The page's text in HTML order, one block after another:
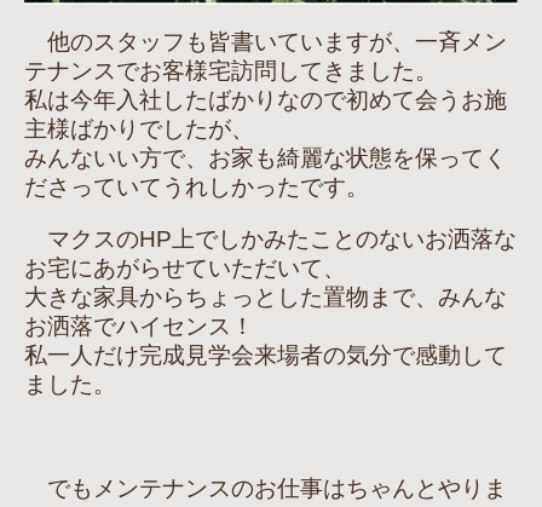
他のスタッフも皆書いていますが、一斉メン
テナンスでお客様宅訪問してきました。
私は今年入社したばかりなので初めて会うお施
主様ばかりでしたが、
みんないい方で、お家も綺麗な状態を保ってく
ださっていてうれしかったです。
マクスのHP上でしかみたことのないお洒落な
お宅にあがらせていただいて、
大きな家具からちょっとした置物まで、みんな
お洒落でハイセンス！
私一人だけ完成見学会来場者の気分で感動して
ました。
でもメンテナンスのお仕事はちゃんとやりま